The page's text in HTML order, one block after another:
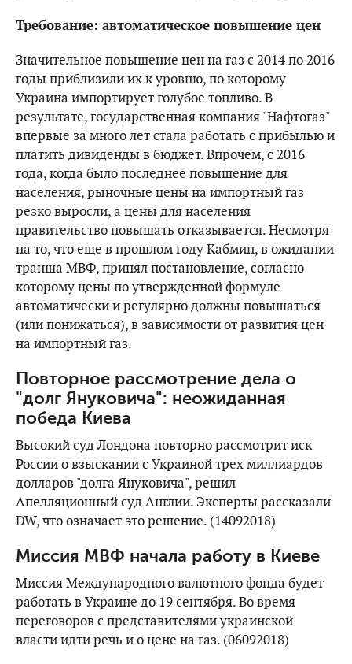
Требование: автоматическое повышение цен
Значительное повышение цен на газ с 2014 по 2016
годы приблизили их к уровню, по которому
Украина импортирует голубое топливо. В
результате, государственная компания "Нафтогаз"
впервые за много лет стала работать с прибылью и
платить дивиденды в бюджет. Впрочем, с 2016
года, когда было последнее повышение для
населения, рыночные цены на импортный газ
резко выросли, а цены для населения
правительство повышать отказывается. Несмотря
на то, что еще в прошлом году Кабмин, в ожидании
транша МВФ, принял постановление, согласно
которому цены по утвержденной формуле
автоматически и регулярно должны повышаться
(или понижаться), в зависимости от развития цен
на импортный газ.
Повторное рассмотрение дела о
"долг Януковича": неожиданная
победа Киева
Высокий суд Лондона повторно рассмотрит иск
России о взыскании с Украиной трех миллиардов
долларов "долга Януковича", решил
Апелляционный суд Англии. Эксперты рассказали
DW, что означает это решение. (14092018)
Миссия МВФ начала работу в Киеве
Миссия Международного валютного фонда будет
работать в Украине до 19 сентября. Во время
переговоров с представителями украинской
власти идти речь и о цене на газ. (06092018)